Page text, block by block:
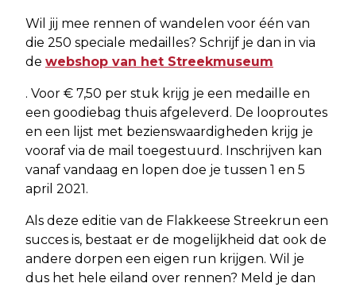
Wil jij mee rennen of wandelen voor één van
die 250 speciale medailles? Schrijf je dan in via
de webshop van het Streekmuseum
. Voor € 7,50 per stuk krijg je een medaille en
een goodiebag thuis afgeleverd. De looproutes
en een lijst met bezienswaardigheden krijg je
vooraf via de mail toegestuurd. Inschrijven kan
vanaf vandaag en lopen doe je tussen 1 en 5
april 2021.
Als deze editie van de Flakkeese Streekrun een
succes is, bestaat er de mogelijkheid dat ook de
andere dorpen een eigen run krijgen. Wil je
dus het hele eiland over rennen? Meld je dan